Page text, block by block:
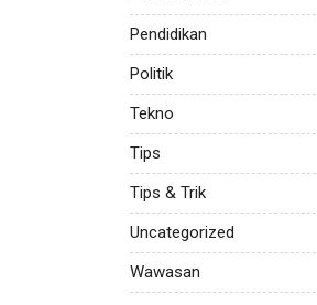
Pendidikan
Politik
Tekno
Tips
Tips & Trik
Uncategorized
Wawasan